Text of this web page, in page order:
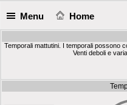
Menu Home
Temporali mattutini. I temporali possono
Venti deboli e